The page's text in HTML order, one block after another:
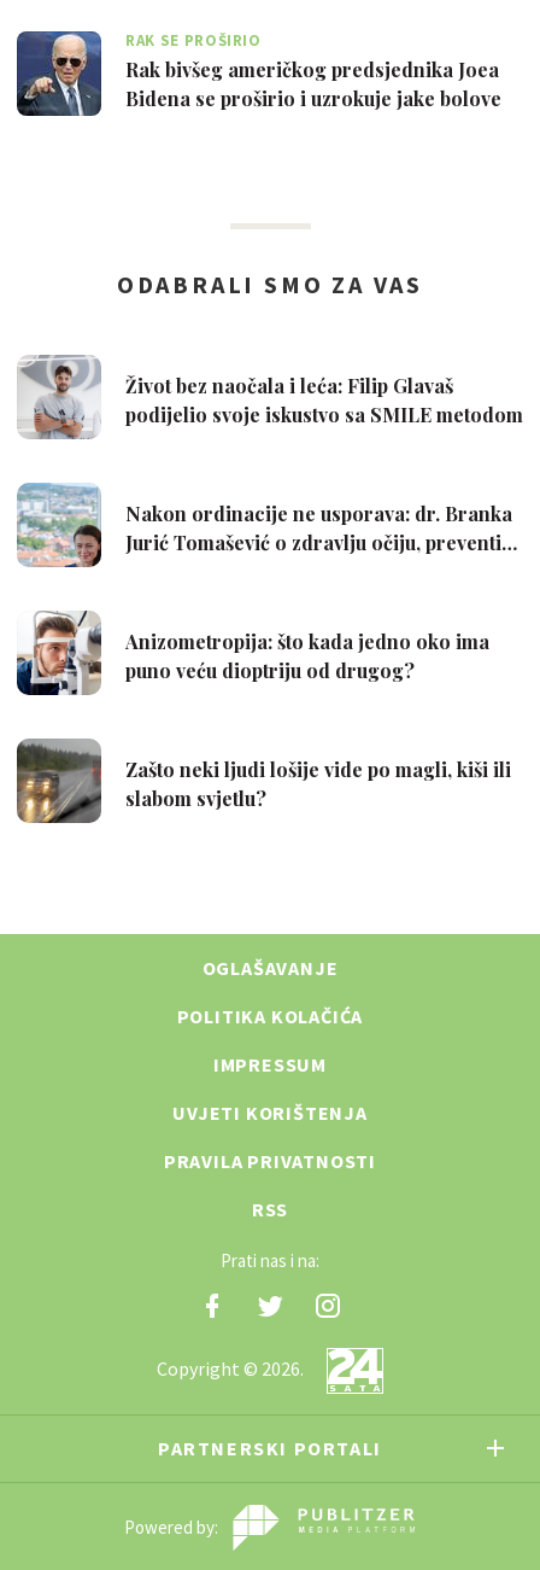
RAK SE PROŠIRIO
Rak bivšeg američkog predsjednika Joea
Bidena se proširio i uzrokuje jake bolove
OGLAŠAVANJE
POLITIKA KOLAČIĆA
IMPRESSUM
UVJETI KORIŠTENJA
PRAVILA PRIVATNOSTI
RSS
Prati nas i na:
Copyright © 2026.
PARTNERSKI PORTALI
Powered by: